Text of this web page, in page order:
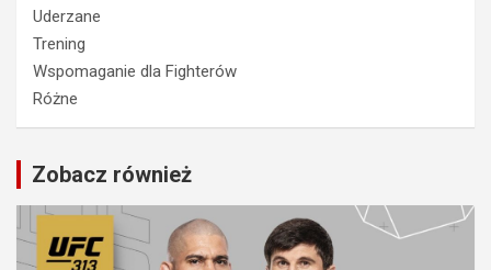
Uderzane
Trening
Wspomaganie dla Fighterów
Różne
Zobacz również